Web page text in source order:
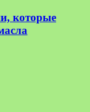
которые